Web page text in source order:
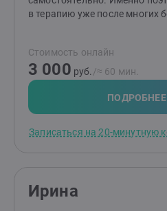
в терапию уже после многих
современном научно
психотерапии. Для меня
бесконечные разговоры, а
понятной целью, планом и
изменениями в жизни.
Стоимость онлайн
3 000 руб. /≈ 60 мин.
ПОДРОБНЕЕ
Записаться на 20-минутную
Ирина